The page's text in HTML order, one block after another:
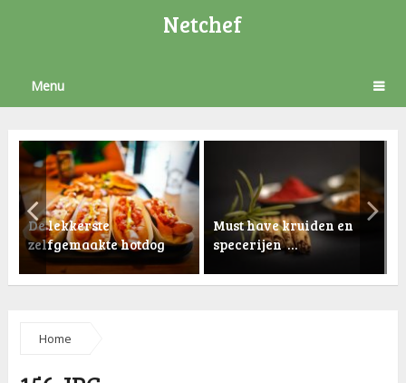
Netchef
Menu
De lekkerste
zelfgemaakte hotdog
Must have kruiden en
specerijen …
Home